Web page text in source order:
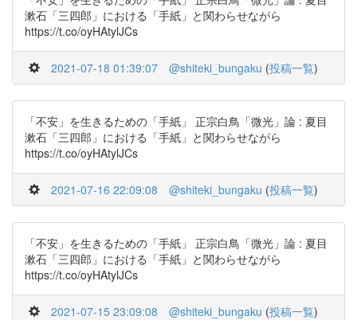
漱石「三四郎」における「手紙」と関わらせながら
https://t.co/oyHAtylJCs
2021-07-18 01:39:07 @shiteki_bungaku (投稿一覧)
「不安」を生きるための「手紙」 正宗白鳥「微光」論 : 夏目
漱石「三四郎」における「手紙」と関わらせながら
https://t.co/oyHAtylJCs
2021-07-16 22:09:08 @shiteki_bungaku (投稿一覧)
「不安」を生きるための「手紙」 正宗白鳥「微光」論 : 夏目
漱石「三四郎」における「手紙」と関わらせながら
https://t.co/oyHAtylJCs
2021-07-15 23:09:08 @shiteki_bungaku (投稿一覧)